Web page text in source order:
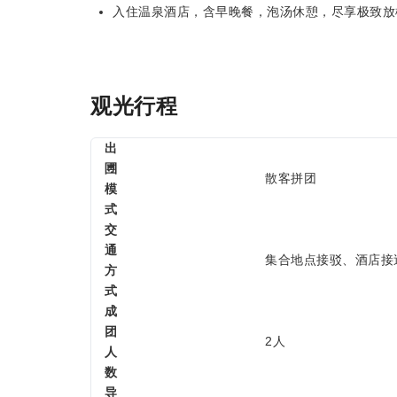
入住温泉酒店，含早晚餐，泡汤休憩，尽享极致
观光行程
出
圑
模
式
散客拼团
交
通
方
式
集合地点接驳、酒店接
成
团
人
数
2人
导